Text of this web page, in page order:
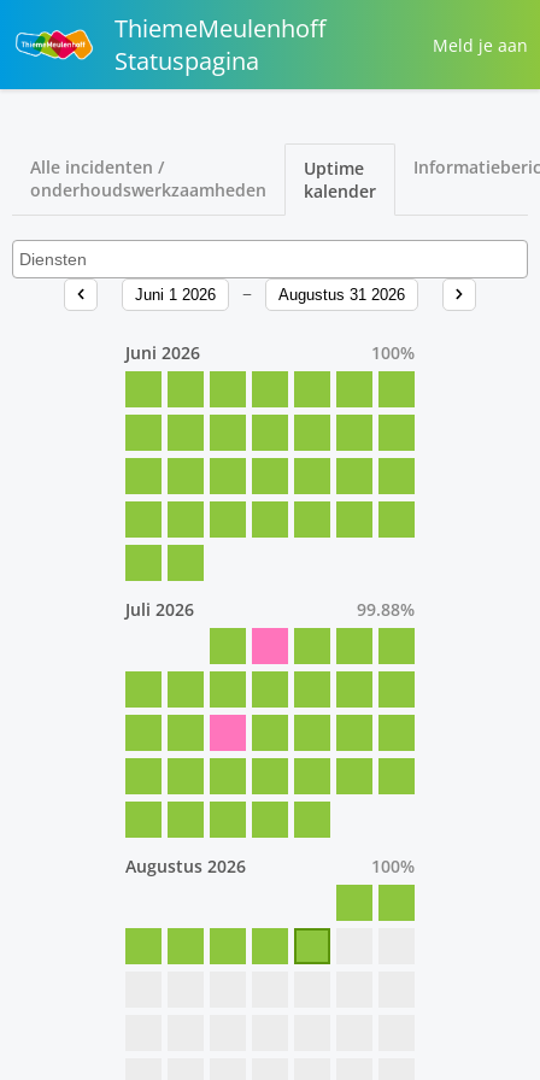
ThiemeMeulenhoff
Statuspagina
Meld je aan
Alle incidenten /
onderhoudswerkzaamheden
Uptime
kalender
Juni 1 2026 Augustus 31 2026
Juni 2026 100%
Juli 2026 99.88%
Augustus 2026 100%